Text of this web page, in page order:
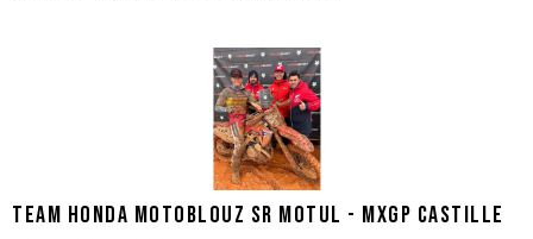
TEAM HONDA MOTOBLOUZ SR MOTUL - MXGP CASTILLE